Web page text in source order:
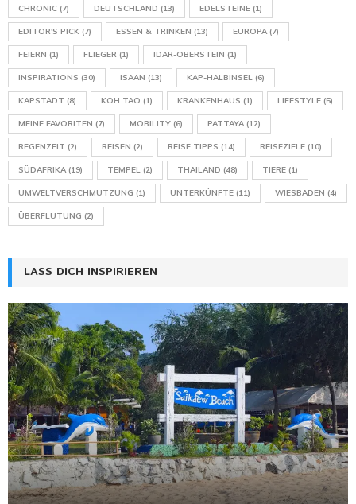
CHRONIC (7) DEUTSCHLAND (13) EDELSTEINE (1)
EDITOR'S PICK (7) ESSEN & TRINKEN (13) EUROPA(7)
FEIERN (1) FLIEGER (1) IDAR-OBERSTEIN (1)
INSPIRATIONS (30) ISAAN (13) KAP-HALBINSEL (6)
KAPSTADT (8) KOH TAO (1) KRANKENHAUS (1) LIFESTYLE (5)
MEINE FAVORITEN (7) MOBILITY (6) PATTAYA(12)
REGENZEIT (2) REISEN (2) REISE TIPPS (14) REISEZIELE (10)
SÜDAFRIKA(19) TEMPEL (2) THAILAND (48) TIERE (1)
UMWELTVERSCHMUTZUNG (1) UNTERKÜNFTE (11) WIESBADEN (4)
ÜBERFLUTUNG (2)
LASS DICH INSPIRIEREN